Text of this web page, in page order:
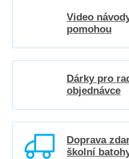
Video
pomohou
Dárky pro
objednávce
Doprava
školní